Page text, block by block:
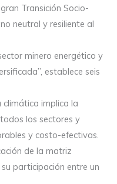
Transición Socio-
neutral y resiliente al
minero energético y
establece seis
climática implica la
los sectores y
y costo-efectivas.
de la matriz
participación entre un